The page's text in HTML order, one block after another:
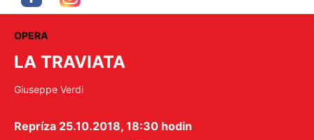
OPERA
LA TRAVIATA
Giuseppe Verdi
Repríza 25.10.2018, 18:30 hodin